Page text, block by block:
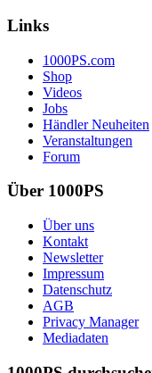
Links
1000PS.com
Shop
Videos
Jobs
Händler Neuheiten
Veranstaltungen
Forum
Über 1000PS
Über uns
Kontakt
Newsletter
Impressum
Datenschutz
AGB
Privacy Manager
Mediadaten